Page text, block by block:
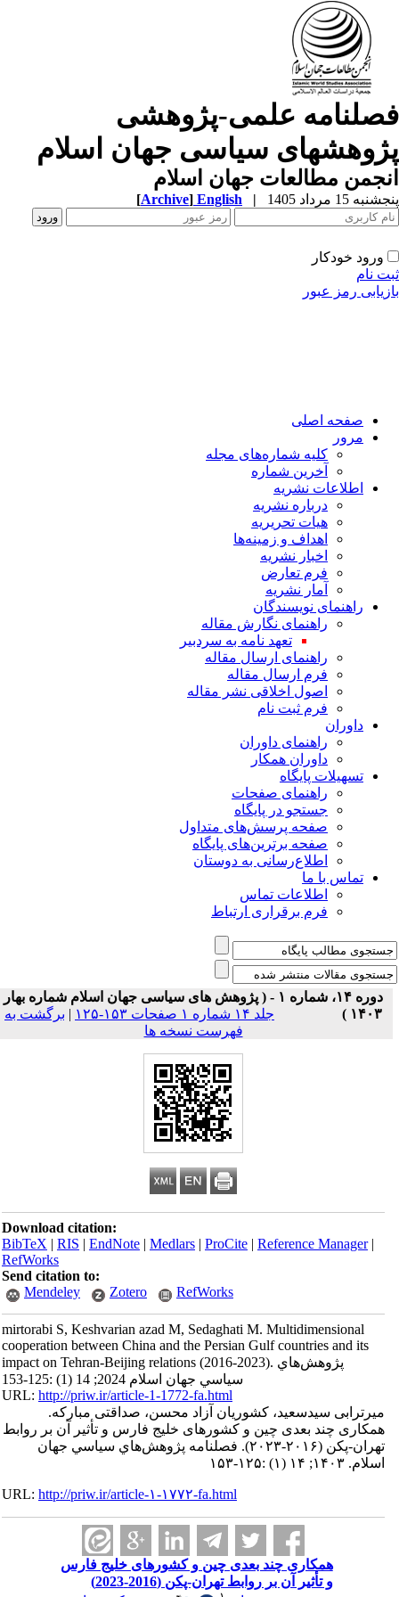
علمی-پژوهشی
سیاسی جهان اسلام
مطالعات جهان اسلام
15 مرداد 1405 |
English
[Archive]
ورود خودکار
نام
رمز عبور
صفحه اصلی
مرور
کلیه شماره‌های مجله
آخرین شماره
اطلاعات نشریه
درباره نشریه
هیات تحریریه
اهداف و زمینه‌ها
اخبار نشریه
فرم تعارض
آمار نشریه
راهنمای نویسندگان
راهنمای نگارش مقاله
تعهد نامه به سردبیر
راهنمای ارسال مقاله
فرم ارسال مقاله
اصول اخلاقی نشر مقاله
فرم ثبت نام
داوران
راهنمای داوران
داوران همکار
تسهیلات پایگاه
راهنمای صفحات
جستجو در پایگاه
صفحه پرسش‌های متداول
صفحه برترین‌های پایگاه
اطلاع‌رسانی به دوستان
تماس با ما
اطلاعات تماس
فرم برقراری ارتباط
دوره ۱۴، شماره ۱ - ( پژوهش های سیاسی جهان اسلام شماره بهار
۱۴۰۳ )
جلد ۱۴ شماره ۱ صفحات ۱۵۳-۱۲۵ | برگشت به
فهرست نسخه ها
Download citation:
BibTeX|RIS|EndNote|Medlars|ProCite|Reference Manager
RefWorks
Send citation to:
Mendeley
Zotero RefWorks
mirtorabi S, Keshvarian azad M, Sedaghati M. Multidimensional
cooperation between China and the Persian Gulf countries and its
impact on Tehran-Beijing relations (2016-2023). پژوهش‌هاي
سياسي جهان اسلام 2024; 14 (1) :125-153
URL:http://priw.ir/article-1-1772-fa.html
میرترابی سیدسعید، کشوریان آزاد محسن، صداقتی مبارکه.
همکاری چند بعدی چین و کشورهای خلیج فارس و تأثیر آن بر روابط
تهران-پکن (۲۰۱۶-۲۰۲۳). فصلنامه پژوهش‌هاي سياسي جهان
اسلام. ۱۴۰۳; ۱۴ (۱) :۱۲۵-۱۵۳
URL:http://priw.ir/article-۱-۱۷۷۲-fa.html
همکاری چند بعدی چین و کشورهای خلیج فارس
و تأثیر آن بر روابط تهران-پکن (2016-2023)